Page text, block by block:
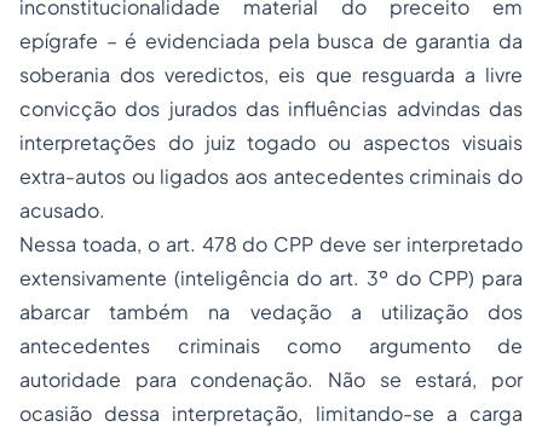
inconstitucionalidade material do preceito em
epígrafe – é evidenciada pela busca de garantia da
soberania dos veredictos, eis que resguarda a livre
convicção dos jurados das influências advindas das
interpretações do juiz togado ou aspectos visuais
extra-autos ou ligados aos antecedentes criminais do
acusado.
Nessa toada, o art. 478 do CPP deve ser interpretado
extensivamente (inteligência do art. 3º do CPP) para
abarcar também na vedação a utilização dos
antecedentes criminais como argumento de
autoridade para condenação. Não se estará, por
ocasião dessa interpretação, limitando-se a carga